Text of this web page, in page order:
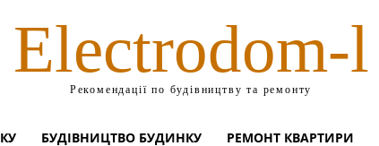
Electrodom-l
Рекомендації по будівництву та ремонту
БУДІВНИЦТВО БУДИНКУ РЕМОНТ КВАРТИРИ